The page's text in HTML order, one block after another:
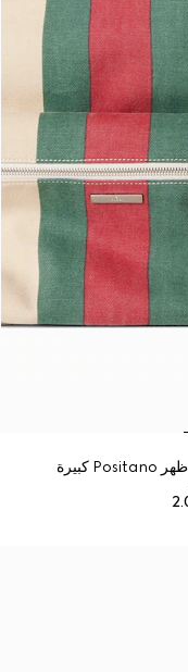
حقيبة ظهر Positano كبيرة